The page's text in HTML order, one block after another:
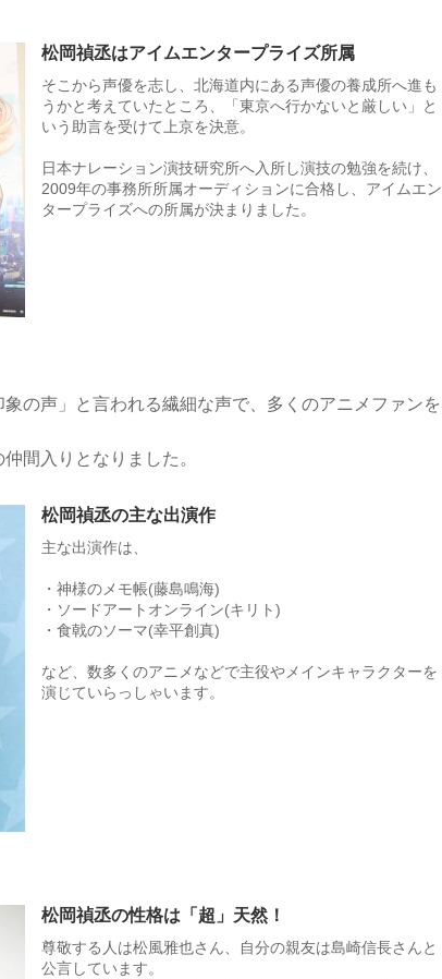
松岡禎丞はアイムエンタープライズ所属
そこから声優を志し、北海道内にある声優の養成所へ進も
うかと考えていたところ、「東京へ行かないと厳しい」と
いう助言を受けて上京を決意。
日本ナレーション演技研究所へ入所し演技の勉強を続け、
2009年の事務所所属オーディションに合格し、アイムエン
タープライズへの所属が決まりました。
象の声」と言われる繊細な声で、多くのアニメファンを
間入りとなりました。
松岡禎丞の主な出演作
主な出演作は、
・神様のメモ帳(藤島鳴海)
・ソードアートオンライン(キリト)
・食戟のソーマ(幸平創真)
など、数多くのアニメなどで主役やメインキャラクターを
演じていらっしゃいます。
松岡禎丞の性格は「超」天然！
尊敬する人は松風雅也さん、自分の親友は島崎信長さんと
公言しています。